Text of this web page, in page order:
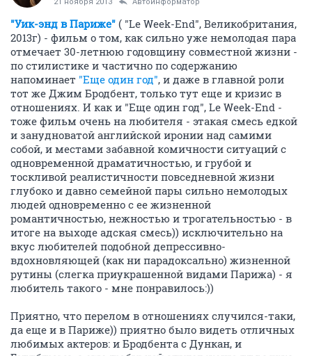
"Уик-энд в Париже" ( "Le Week-End", Великобритания,
2013г) - фильм о том, как сильно уже немолодая пара
отмечает 30-летнюю годовщину совместной жизни -
по стилистике и частично по содержанию
напоминает "Еще один год", и даже в главной роли
тот же Джим Бродбент, только тут еще и кризис в
отношениях. И как и "Еще один год", Le Week-End -
тоже фильм очень на любителя - этакая смесь едкой
и занудноватой английской иронии над самими
собой, и местами забавной комичности ситуаций с
одновременной драматичностью, и грубой и
тоскливой реалистичности повседневной жизни
глубоко и давно семейной пары сильно немолодых
людей одновременно с ее жизненной
романтичностью, нежностью и трогательностью - в
итоге на выходе адская смесь)) исключительно на
вкус любителей подобной депрессивно-
вдохновляющей (как ни парадоксально) жизненной
рутины (слегка приукрашенной видами Парижа) - я
любитель такого - мне понравилось:))
Приятно, что перелом в отношениях случился-таки,
да еще и в Париже)) приятно было видеть отличных
любимых актеров: и Бродбента с Дункан, и